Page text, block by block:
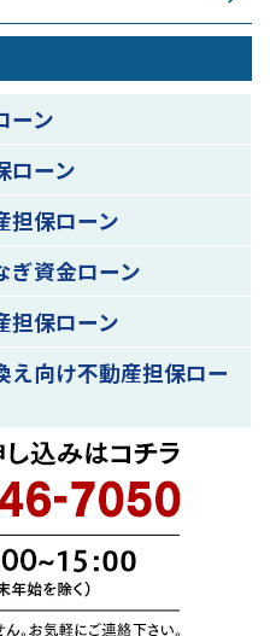
ーン
ローン
担保ローン
ぎ資金ローン
担保ローン
え向け不動産担保ロー